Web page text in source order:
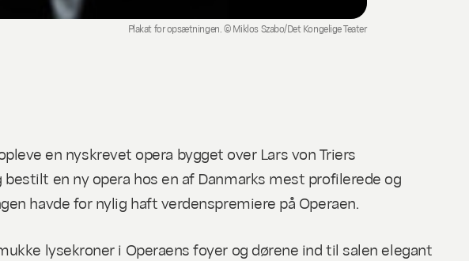
Plakat for opsætningen. © Miklos Szabo/Det Kongelige Teater
en nyskrevet opera bygget over Lars von Triers
en ny opera hos en af Danmarks mest profilerede og
havde for nylig haft verdenspremiere på Operaen.
lysekroner i Operaens foyer og dørene ind til salen elegant